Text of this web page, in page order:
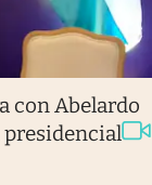
con Abelardo
presidencial